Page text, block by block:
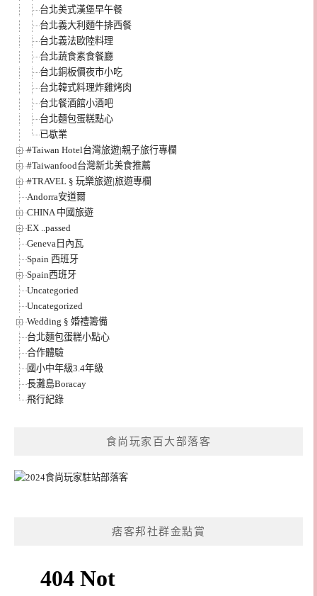
台北美式漢堡早午餐
台北義大利麵牛排西餐
台北義法歐陸料理
台北蔬食素食餐廳
台北銅板價夜市小吃
台北韓式料理炸雞烤肉
台北餐酒館小酒吧
台北麵包蛋糕點心
已歇業
#Taiwan Hotel台灣旅遊|親子旅行專欄
#Taiwanfood台灣新北美食推薦
#TRAVEL § 玩樂旅遊|旅遊專欄
Andorra安道爾
CHINA 中國旅遊
EX ..passed
Geneva日內瓦
Spain 西班牙
Spain西班牙
Uncategoried
Uncategorized
Wedding § 婚禮籌備
台北麵包蛋糕小點心
合作體驗
國小中年級3.4年級
長灘島Boracay
飛行紀錄
食尚玩家百大部落客
痞客邦社群金點賞